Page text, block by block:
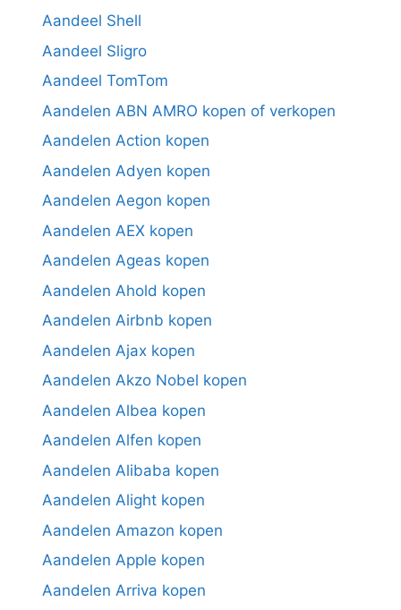
Aandeel Shell
Aandeel Sligro
Aandeel TomTom
Aandelen ABN AMRO kopen of verkopen
Aandelen Action kopen
Aandelen Adyen kopen
Aandelen Aegon kopen
Aandelen AEX kopen
Aandelen Ageas kopen
Aandelen Ahold kopen
Aandelen Airbnb kopen
Aandelen Ajax kopen
Aandelen Akzo Nobel kopen
Aandelen Albea kopen
Aandelen Alfen kopen
Aandelen Alibaba kopen
Aandelen Alight kopen
Aandelen Amazon kopen
Aandelen Apple kopen
Aandelen Arriva kopen